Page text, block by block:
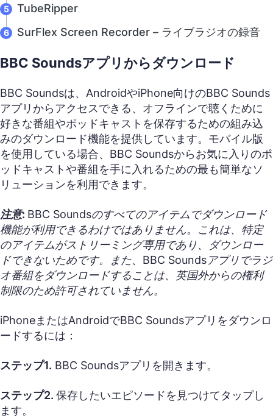
TubeRipper
SurFlex Screen Recorder – ライブラジオの録音
BBC Soundsアプリからダウンロード
BBC Soundsは、AndroidやiPhone向けのBBC Sounds
アプリからアクセスできる、オフラインで聴くために
好きな番組やポッドキャストを保存するための組み込
みのダウンロード機能を提供しています。モバイル版
を使用している場合、BBC Soundsからお気に入りのポ
ッドキャストや番組を手に入れるための最も簡単なソ
リューションを利用できます。
注意: BBC Soundsのすべてのアイテムでダウンロード
機能が利用できるわけではありません。これは、特定
のアイテムがストリーミング専用であり、ダウンロー
ドできないためです。また、BBC Soundsアプリでラジ
オ番組をダウンロードすることは、英国外からの権利
制限のため許可されていません。
iPhoneまたはAndroidでBBC Soundsアプリをダウンロ
ードするには：
ステップ1. BBC Soundsアプリを開きます。
ステップ2. 保存したいエピソードを見つけてタップし
ます。